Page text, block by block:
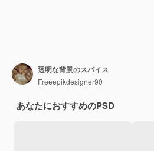
透明な背景のスパイス
Freeepikdesigner90
あなたにおすすめのPSD